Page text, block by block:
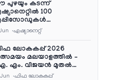
പുഴയും കടന്ന്
100
, സംപ്രേഷണം
9:30 ന്
ഏഷ്യാനെറ്റ്‌
ലോകകപ്പ് 2026
മലയാളത്തിൽ –
എം. വിജയൻ മുതൽ
ദാമോദരൻ വരെ
Jun ഫിഫ ലോകകപ്പ്